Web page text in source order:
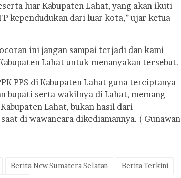
luar Kabupaten Lahat, yang akan ikuti
kependudukan dari luar kota,” ujar ketua
ini jangan sampai terjadi dan kami
Lahat untuk menanyakan tersebut.
PPS di Kabupaten Lahat guna terciptanya
bupati serta wakilnya di Lahat, memang
Lahat, bukan hasil dari
di wawancara dikediamannya. ( Gunawan
Berita New Sumatera Selatan
Berita Terkini